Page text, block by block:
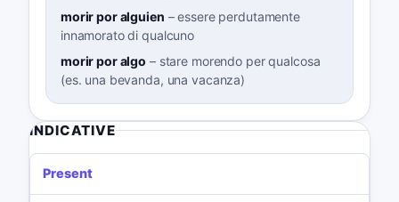
morir por alguien –essere perdutamente
innamorato di qualcuno
morir por algo – stare morendo per qualcosa
(es. una bevanda, una vacanza)
INDICATIVE
Present